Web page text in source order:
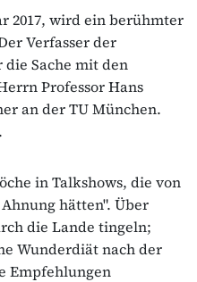
2017, wird ein berühmter
Verfasser der
Sache mit den
Professor Hans
an der TU München.
in Talkshows, die von
hätten". Über
die Lande tingeln;
Wunderdiät nach der
Empfehlungen